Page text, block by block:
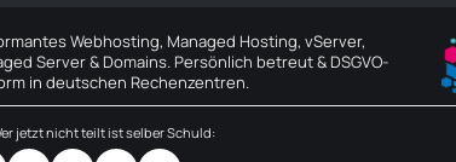
Webhosting, Managed Hosting, vServer,
Server & Domains. Persönlich betreut & DSGVO-
in deutschen Rechenzentren.
jetzt nicht teilt ist selber Schuld: